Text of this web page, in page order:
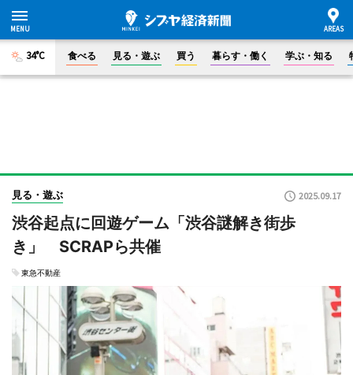
34°C 食べる 見る・遊ぶ 買う 暮らす・働く 学ぶ・知る
見る・遊ぶ 2025.09.17
渋谷起点に回遊ゲーム「渋谷謎解き街歩
き」 SCRAPら共催
東急不動産